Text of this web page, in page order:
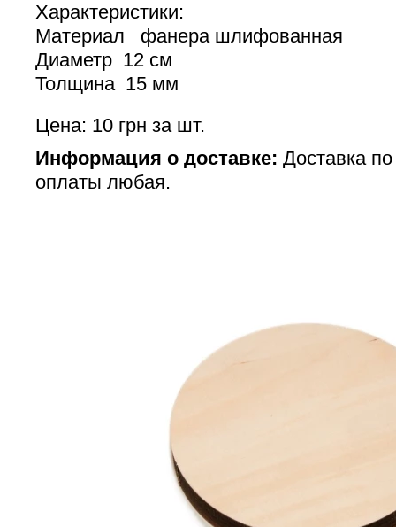
Характеристики:
Материал фанера шлифованная
Диаметр 12 см
Толщина 15 мм
Цена: 10 грн за шт.
Информация о доставке: Доставка
оплаты любая.